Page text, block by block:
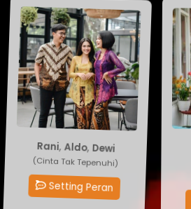
Rani ,Aldo ,Dewi
(Cinta Tak Tepenuhi)
Setting Peran